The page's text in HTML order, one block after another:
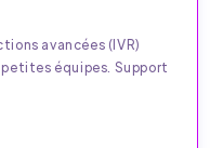
avancées (IVR)
équipes. Support